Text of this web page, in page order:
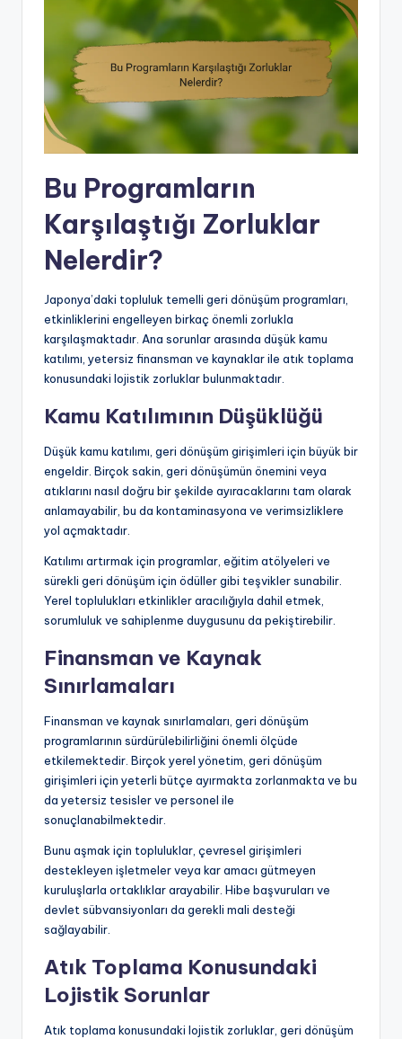
Bu Programların
Karşılaştığı Zorluklar
Nelerdir?
Japonya’daki topluluk temelli geri dönüşüm programları,
etkinliklerini engelleyen birkaç önemli zorlukla
karşılaşmaktadır. Ana sorunlar arasında düşük kamu
katılımı, yetersiz finansman ve kaynaklar ile atık toplama
konusundaki lojistik zorluklar bulunmaktadır.
Kamu Katılımının Düşüklüğü
Düşük kamu katılımı, geri dönüşüm girişimleri için büyük bir
engeldir. Birçok sakin, geri dönüşümün önemini veya
atıklarını nasıl doğru bir şekilde ayıracaklarını tam olarak
anlamayabilir, bu da kontaminasyona ve verimsizliklere
yol açmaktadır.
Katılımı artırmak için programlar, eğitim atölyeleri ve
sürekli geri dönüşüm için ödüller gibi teşvikler sunabilir.
Yerel toplulukları etkinlikler aracılığıyla dahil etmek,
sorumluluk ve sahiplenme duygusunu da pekiştirebilir.
Finansman ve Kaynak
Sınırlamaları
Finansman ve kaynak sınırlamaları, geri dönüşüm
programlarının sürdürülebilirliğini önemli ölçüde
etkilemektedir. Birçok yerel yönetim, geri dönüşüm
girişimleri için yeterli bütçe ayırmakta zorlanmakta ve bu
da yetersiz tesisler ve personel ile
sonuçlanabilmektedir.
Bunu aşmak için topluluklar, çevresel girişimleri
destekleyen işletmeler veya kar amacı gütmeyen
kuruluşlarla ortaklıklar arayabilir. Hibe başvuruları ve
devlet sübvansiyonları da gerekli mali desteği
sağlayabilir.
Atık Toplama Konusundaki
Lojistik Sorunlar
Atık toplama konusundaki lojistik zorluklar, geri dönüşüm